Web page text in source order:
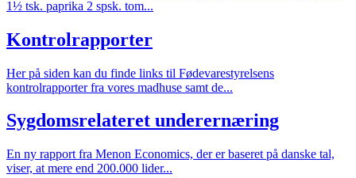
1½ tsk. paprika 2 spsk. tom...
Kontrolrapporter
Her på siden kan du finde links til Fødevarestyrelsens
kontrolrapporter fra vores madhuse samt de...
Sygdomsrelateret underernæring
En ny rapport fra Menon Economics, der er baseret på danske tal,
viser, at mere end 200.000 lider...